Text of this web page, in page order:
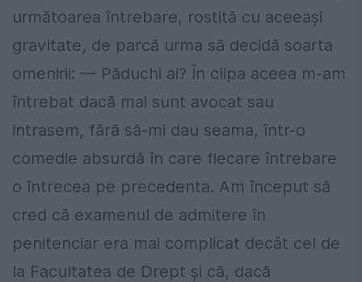
următoarea întrebare, rostită cu aceeași
gravitate, de parcă urma să decidă soarta
omenirii: — Păduchi ai? În clipa aceea m-am
întrebat dacă mai sunt avocat sau
intrasem, fără să-mi dau seama, într-o
comedie absurdă în care fiecare întrebare
o întrecea pe precedenta. Am început să
cred că examenul de admitere în
penitenciar era mai complicat decât cel de
la Facultatea de Drept și că, dacă